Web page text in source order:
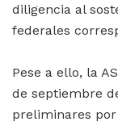
diligencia al
federales
Pese a ello, la
de septiembre
preliminares